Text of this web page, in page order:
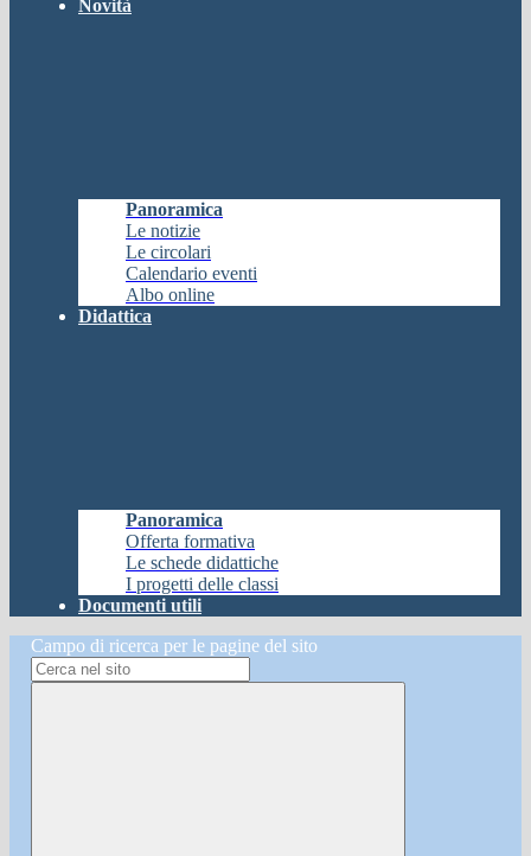
Novità
Panoramica
Le notizie
Le circolari
Calendario eventi
Albo online
Didattica
Panoramica
Offerta formativa
Le schede didattiche
I progetti delle classi
Documenti utili
Campo di ricerca per le pagine del sito